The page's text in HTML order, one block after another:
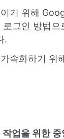
기 위해
로그인 방법으
.
속화하기 위
작업을 위한